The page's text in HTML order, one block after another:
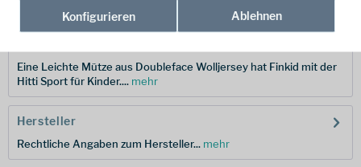
Eine Leichte Mütze aus Doubleface Wolljersey hat Finkid mit der
Hitti Sport für Kinder.... mehr
Hersteller
Rechtliche Angaben zum Hersteller... mehr
Konfigurieren Ablehnen